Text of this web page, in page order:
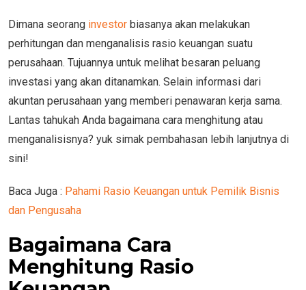
Dimana seorang investor biasanya akan melakukan
perhitungan dan menganalisis rasio keuangan suatu
perusahaan. Tujuannya untuk melihat besaran peluang
investasi yang akan ditanamkan. Selain informasi dari
akuntan perusahaan yang memberi penawaran kerja sama.
Lantas tahukah Anda bagaimana cara menghitung atau
menganalisisnya? yuk simak pembahasan lebih lanjutnya di
sini!
Baca Juga : Pahami Rasio Keuangan untuk Pemilik Bisnis
dan Pengusaha
Bagaimana Cara
Menghitung Rasio